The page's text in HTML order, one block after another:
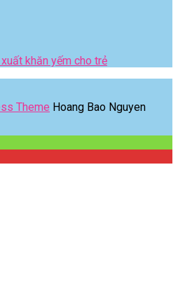
khăn yếm cho trẻ
Theme Hoang Bao Nguyen